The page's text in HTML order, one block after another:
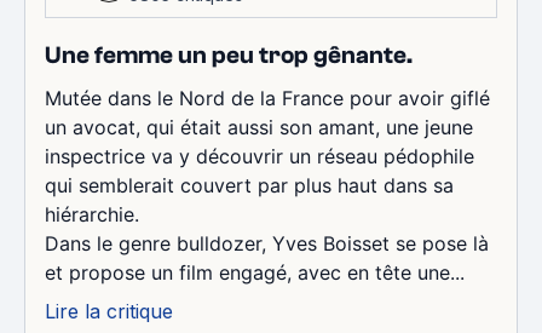
Une femme un peu trop gênante.
Mutée dans le Nord de la France pour avoir giflé
un avocat, qui était aussi son amant, une jeune
inspectrice va y découvrir un réseau pédophile
qui semblerait couvert par plus haut dans sa
hiérarchie.
Dans le genre bulldozer, Yves Boisset se pose là
et propose un film engagé, avec en tête une...
Lire la critique